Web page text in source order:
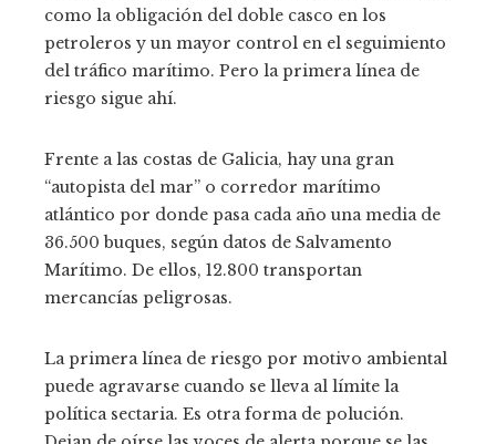
como la obligación del doble casco en los
petroleros y un mayor control en el seguimiento
del tráfico marítimo. Pero la primera línea de
riesgo sigue ahí.
Frente a las costas de Galicia, hay una gran
“autopista del mar” o corredor marítimo
atlántico por donde pasa cada año una media de
36.500 buques, según datos de Salvamento
Marítimo. De ellos, 12.800 transportan
mercancías peligrosas.
La primera línea de riesgo por motivo ambiental
puede agravarse cuando se lleva al límite la
política sectaria. Es otra forma de polución.